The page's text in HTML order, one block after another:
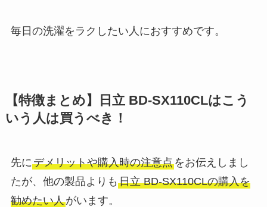
毎日の洗濯をラクしたい人におすすめです。
【特徴まとめ】日立 BD-SX110CLはこう
いう人は買うべき！
先にデメリットや購入時の注意点をお伝えしまし
たが、他の製品よりも 日立 BD-SX110CLの購入を
勧めたい人がいます。